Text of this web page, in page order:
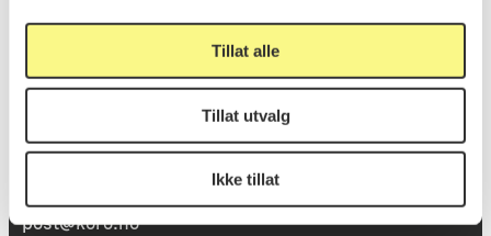
Tillat alle
Tillat utvalg
Ikke tillat
Postadresse
St. Olavs plass
post@koro.no